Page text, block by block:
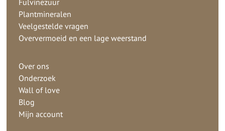
Plantmineralen
Veelgestelde vragen
Oververmoeid en een lage weerstand
Over ons
Onderzoek
Wall of love
Blog
Mijn account